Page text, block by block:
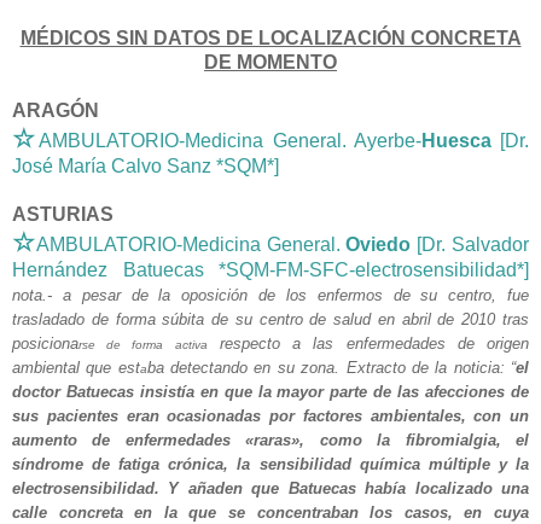
MÉDICOS SIN DATOS DE LOCALIZACIÓN CONCRETA
DE MOMENTO
ARAGÓN
☆AMBULATORIO-Medicina General. Ayerbe-Huesca[Dr.
José María Calvo Sanz *SQM*]
ASTURIAS
☆AMBULATORIO-Medicina General.Oviedo [Dr. Salvador
Hernández Batuecas *SQM-FM-SFC-electrosensibilidad*]
nota.- a pesar de la oposición de los enfermos de su centro, fue
trasladado de forma súbita de su centro de salud en abril de 2010 tras
posicionarse de forma activa
respecto a las enfermedades de origen
ambiental que estaba detectando en su zona. Extracto de la noticia: “el
doctor Batuecas insistía en que la mayor parte de las afecciones de
sus pacientes eran ocasionadas por factores ambientales, con un
aumento de enfermedades «raras», como la fibromialgia, el
síndrome de fatiga crónica, la sensibilidad química múltiple y la
electrosensibilidad. Y añaden que Batuecas había localizado una
calle concreta en la que se concentraban los casos, en cuya